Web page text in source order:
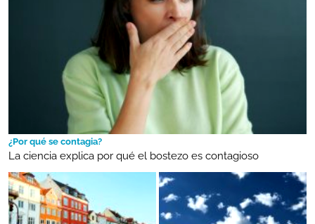
¿Por qué se contagia?
La ciencia explica por qué el bostezo es contagioso